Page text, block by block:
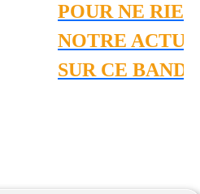
POUR NE
NOTRE
SUR CE